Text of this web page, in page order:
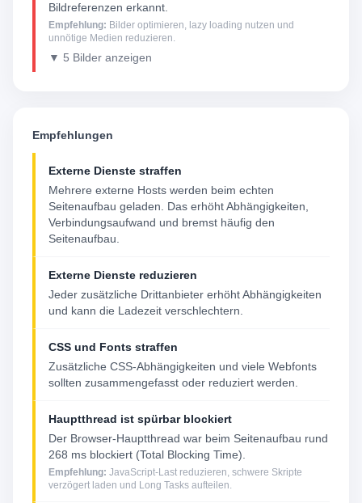
Bildreferenzen erkannt.
Empfehlung: Bilder optimieren, lazy loading nutzen und
unnötige Medien reduzieren.
▼ 5 Bilder anzeigen
Empfehlungen
Externe Dienste straffen
Mehrere externe Hosts werden beim echten
Seitenaufbau geladen. Das erhöht Abhängigkeiten,
Verbindungsaufwand und bremst häufig den
Seitenaufbau.
Externe Dienste reduzieren
Jeder zusätzliche Drittanbieter erhöht Abhängigkeiten
und kann die Ladezeit verschlechtern.
CSS und Fonts straffen
Zusätzliche CSS-Abhängigkeiten und viele Webfonts
sollten zusammengefasst oder reduziert werden.
Hauptthread ist spürbar blockiert
Der Browser-Hauptthread war beim Seitenaufbau rund
268 ms blockiert (Total Blocking Time).
Empfehlung: JavaScript-Last reduzieren, schwere Skripte
verzögert laden und Long Tasks aufteilen.